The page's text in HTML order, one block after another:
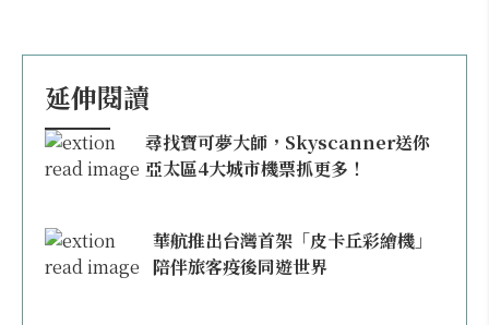
延伸閱讀
尋找寶可夢大師，Skyscanner送你
亞太區4大城市機票抓更多！
華航推出台灣首架「皮卡丘彩繪機」
陪伴旅客疫後同遊世界